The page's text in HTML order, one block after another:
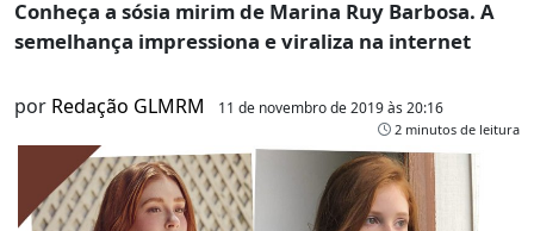
Conheça a sósia mirim de Marina Ruy Barbosa. A
semelhança impressiona e viraliza na internet
por Redação GLMRM 11 de novembro de 2019 às 20:16
2 minutos de leitura